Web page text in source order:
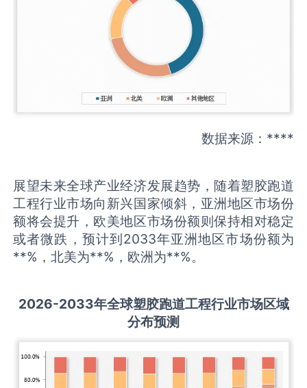
数据来源：****
展望未来全球产业经济发展趋势，随着塑胶跑道
工程行业市场向新兴国家倾斜，亚洲地区市场份
额将会提升，欧美地区市场份额则保持相对稳定
或者微跌，预计到2033年亚洲地区市场份额为
**%，北美为**%，欧洲为**%。
2026-2033年全球塑胶跑道工程行业市场区域
分布预测